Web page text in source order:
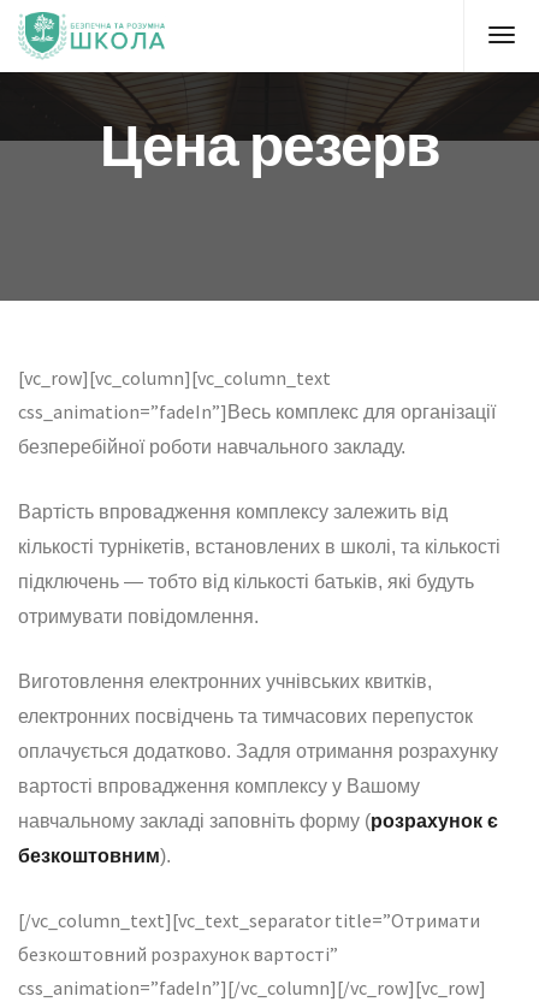
Цена резерв
[vc_row][vc_column][vc_column_text
css_animation=”fadeIn”] Весь комплекс для організації
безперебійної роботи навчального закладу.
Вартість впровадження комплексу залежить від
кількості турнікетів, встановлених в школі, та кількості
підключень — тобто від кількості батьків, які будуть
отримувати повідомлення.
Виготовлення електронних учнівських квитків,
електронних посвідчень та тимчасових перепусток
оплачується додатково. Задля отримання розрахунку
вартості впровадження комплексу у Вашому
навчальному закладі заповніть форму (розрахунок є
безкоштовним).
[/vc_column_text][vc_text_separator title=”Отримати
безкоштовний розрахунок вартості”
css_animation=”fadeIn”][/vc_column][/vc_row][vc_row]